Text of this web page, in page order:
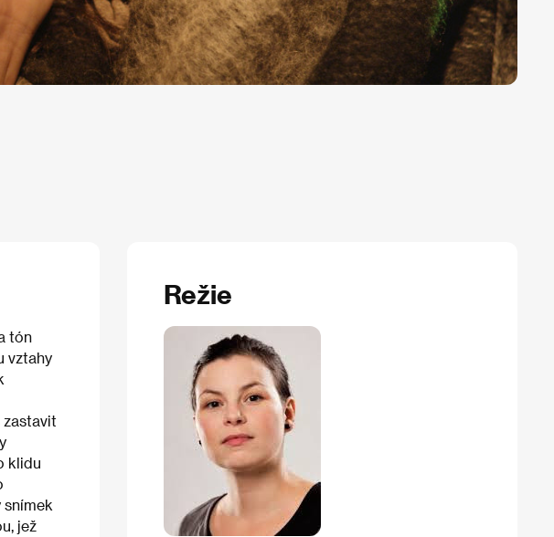
tón
vztahy
klidu
snímek
jež
Režie